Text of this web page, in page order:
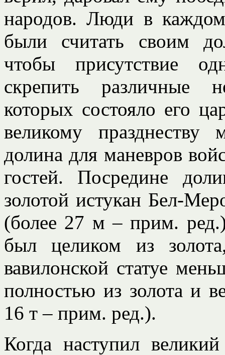
народов. Люди в
были считать своим
чтобы присутствие
скрепить различные
которых состояло его
великому
долина для маневров
гостей. Посредине
золотой истукан Бел-
(более 27 м – прим.
был целиком из
вавилонской статуе
полностью из золота и
16 т – прим. ред.).
Когда наступил